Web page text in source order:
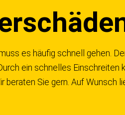
es häufig schnell gehen.
ein schnelles Einschreiten
beraten Sie gern. Auf Wunsch